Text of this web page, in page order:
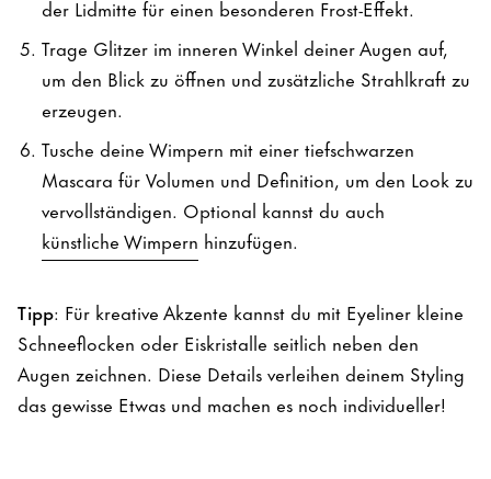
der Lidmitte für einen besonderen Frost-Effekt.
Trage Glitzer im inneren Winkel deiner Augen auf,
um den Blick zu öffnen und zusätzliche Strahlkraft zu
erzeugen.
Tusche deine Wimpern mit einer tiefschwarzen
Mascara für Volumen und Definition, um den Look zu
vervollständigen. Optional kannst du auch
künstliche Wimpern hinzufügen.
Tipp: Für kreative Akzente kannst du mit Eyeliner kleine
Schneeflocken oder Eiskristalle seitlich neben den
Augen zeichnen. Diese Details verleihen deinem Styling
das gewisse Etwas und machen es noch individueller!